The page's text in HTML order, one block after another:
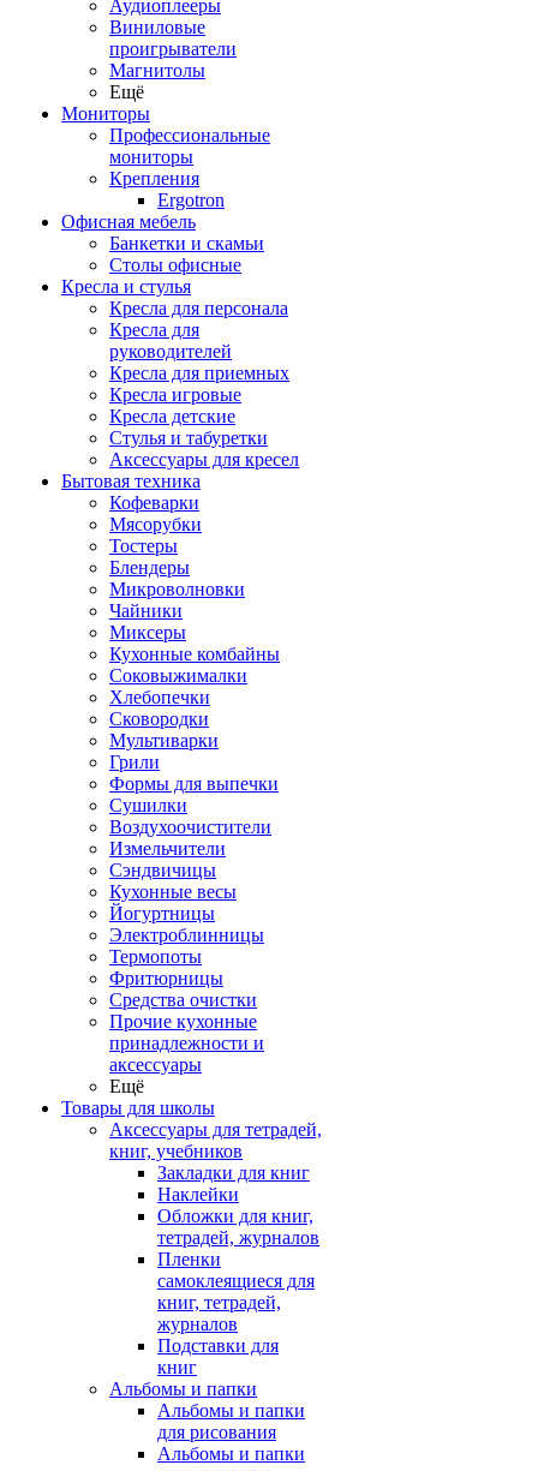
Аудиоплееры
Виниловые
проигрыватели
Магнитолы
Ещё
Мониторы
Профессиональные
мониторы
Крепления
Ergotron
Офисная мебель
Банкетки и скамьи
Столы офисные
Кресла и стулья
Кресла для персонала
Кресла для
руководителей
Кресла для приемных
Кресла игровые
Кресла детские
Стулья и табуретки
Аксессуары для кресел
Бытовая техника
Кофеварки
Мясорубки
Тостеры
Блендеры
Микроволновки
Чайники
Миксеры
Кухонные комбайны
Соковыжималки
Хлебопечки
Сковородки
Мультиварки
Грили
Формы для выпечки
Сушилки
Воздухоочистители
Измельчители
Сэндвичицы
Кухонные весы
Йогуртницы
Электроблинницы
Термопоты
Фритюрницы
Средства очистки
Прочие кухонные
принадлежности и
аксессуары
Ещё
Товары для школы
Аксессуары для тетрадей,
книг, учебников
Закладки для книг
Наклейки
Обложки для книг,
тетрадей, журналов
Пленки
самоклеящиеся для
книг, тетрадей,
журналов
Подставки для
книг
Альбомы и папки
Альбомы и папки
для рисования
Альбомы и папки